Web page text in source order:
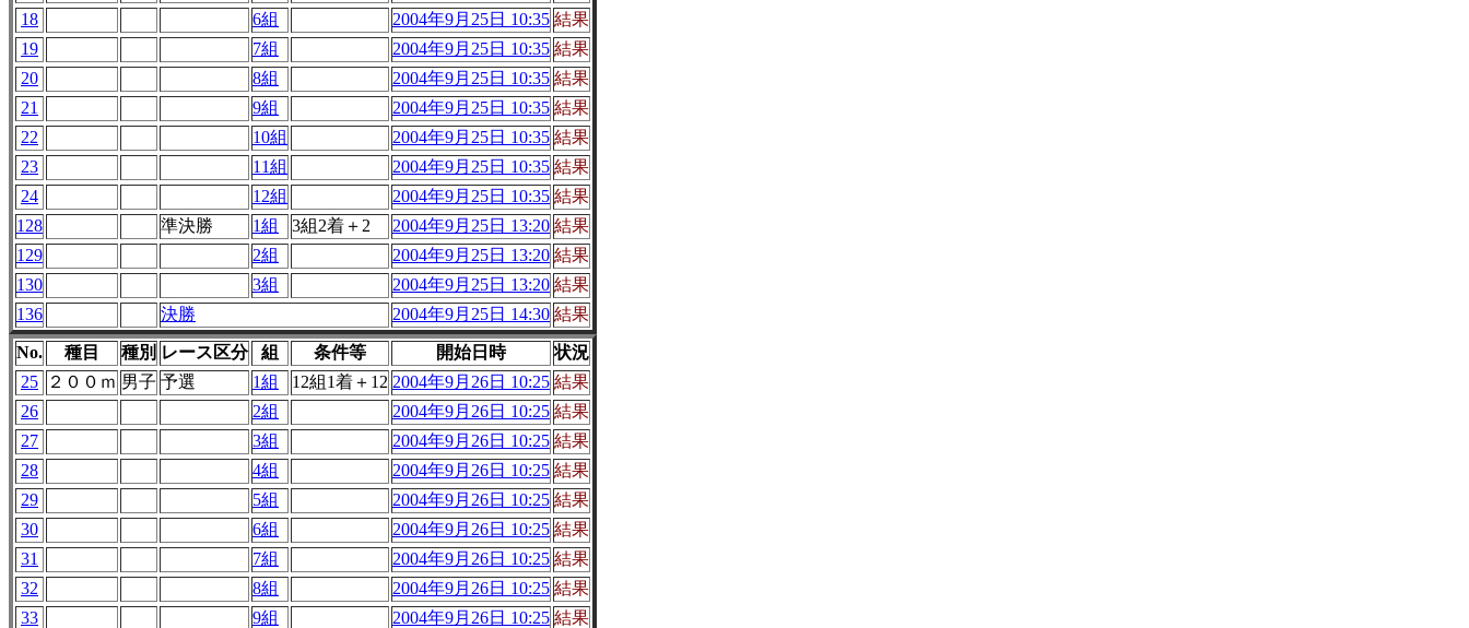
18
6組 2004年9月25日 10:35 結果
19
7組 2004年9月25日 10:35 結果
20
8組 2004年9月25日 10:35 結果
21
9組 2004年9月25日 10:35 結果
22
10組 2004年9月25日 10:35 結果
23
11組 2004年9月25日 10:35 結果
24
12組 2004年9月25日 10:35 結果
128
準決勝 1組 3組2着＋2 2004年9月25日 13:20 結果
129
2組 2004年9月25日 13:20 結果
130
3組 2004年9月25日 13:20 結果
136
決勝 2004年9月25日 14:30 結果
No. 種目 種別 レース区分 組 条件等 開始日時
状況
25
２００ｍ 男子 予選 1組 12組1着＋12 2004年9月26日 10:25 結果
26
2組 2004年9月26日 10:25 結果
27
3組 2004年9月26日 10:25 結果
28
4組 2004年9月26日 10:25 結果
29
5組 2004年9月26日 10:25 結果
30
6組 2004年9月26日 10:25 結果
31
7組 2004年9月26日 10:25 結果
32
8組 2004年9月26日 10:25 結果
33
9組 2004年9月26日 10:25 結果